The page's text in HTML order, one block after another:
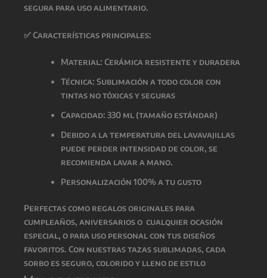
segura para uso alimentario.
✅Características principales:
Material: Cerámica resistente y duradera
Técnica: Sublimación a todo color con
tintas no tóxicas y seguras
Capacidad: 330 ml (tamaño estándar)
Debido a la temperatura del lavavajillas
puede perder intensidad de color, se
recomienda lavar a mano.
Personalización 100% a tu gusto
Perfectas como regalos originales para
cumpleaños, aniversarios o cualquier ocasión
especial, o para uso personal con tus diseños
favoritos. Con nuestras tazas sublimadas, cada
sorbo es seguro, colorido y lleno de estilo